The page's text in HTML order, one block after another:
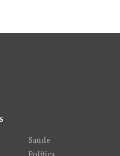
Saúde